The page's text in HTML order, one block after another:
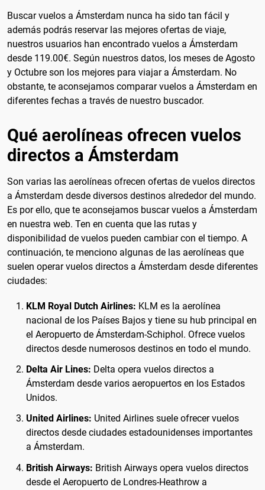
Buscar vuelos a Ámsterdam nunca ha sido tan fácil y
además podrás reservar las mejores ofertas de viaje,
nuestros usuarios han encontrado vuelos a Ámsterdam
desde 119.00€. Según nuestros datos, los meses de Agosto
y Octubre son los mejores para viajar a Ámsterdam. No
obstante, te aconsejamos comparar vuelos a Ámsterdam en
diferentes fechas a través de nuestro buscador.
Qué aerolíneas ofrecen vuelos
directos a Ámsterdam
Son varias las aerolíneas ofrecen ofertas de vuelos directos
a Ámsterdam desde diversos destinos alrededor del mundo.
Es por ello, que te aconsejamos buscar vuelos a Ámsterdam
en nuestra web. Ten en cuenta que las rutas y
disponibilidad de vuelos pueden cambiar con el tiempo. A
continuación, te menciono algunas de las aerolíneas que
suelen operar vuelos directos a Ámsterdam desde diferentes
ciudades:
KLM Royal Dutch Airlines: KLM es la aerolínea
nacional de los Países Bajos y tiene su hub principal en
el Aeropuerto de Ámsterdam-Schiphol. Ofrece vuelos
directos desde numerosos destinos en todo el mundo.
Delta Air Lines: Delta opera vuelos directos a
Ámsterdam desde varios aeropuertos en los Estados
Unidos.
United Airlines: United Airlines suele ofrecer vuelos
directos desde ciudades estadounidenses importantes
a Ámsterdam.
British Airways: British Airways opera vuelos directos
desde el Aeropuerto de Londres-Heathrow a